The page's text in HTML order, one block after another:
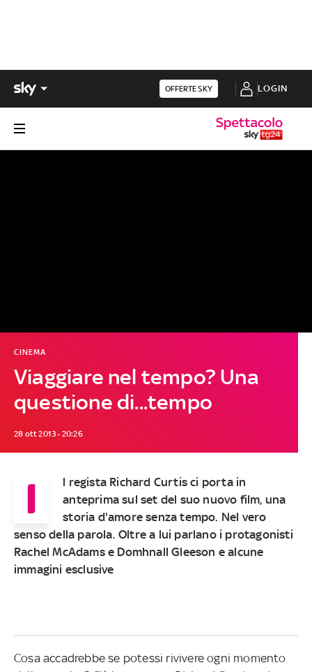
OFFERTE SKY LOGIN
Viaggiare nel tempo? Una
questione di...tempo
CINEMA
28 ott 2013 - 20:26
I
l regista Richard Curtis ci porta in
anteprima sul set del suo nuovo film, una
storia d'amore senza tempo. Nel vero
senso della parola. Oltre a lui parlano i protagonisti
Rachel McAdams e Domhnall Gleeson e alcune
immagini esclusive
Cosa accadrebbe se potessi rivivere ogni momento